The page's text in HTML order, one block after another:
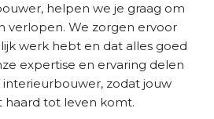
helpen we je graag om
verlopen. We zorgen ervoor
werk hebt en dat alles goed
expertise en ervaring delen
zodat jouw
tot leven komt.